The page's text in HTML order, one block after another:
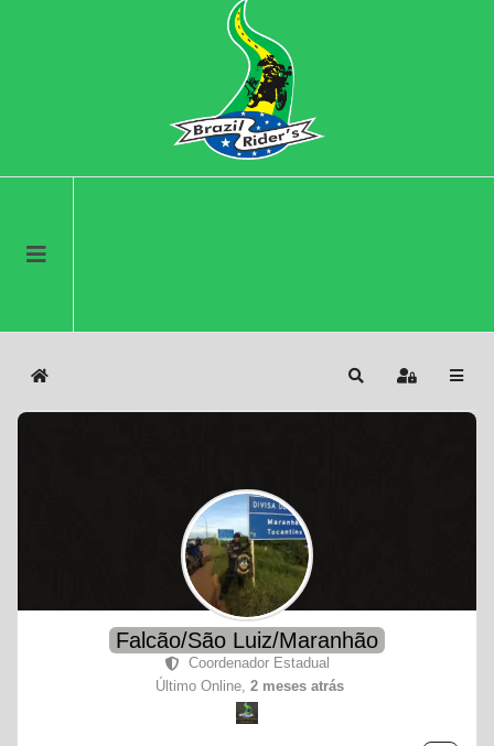
Home SearchSign In
Falcão/São Luiz/Maranhão
Coordenador Estadual
Último Online, 2 meses atrás